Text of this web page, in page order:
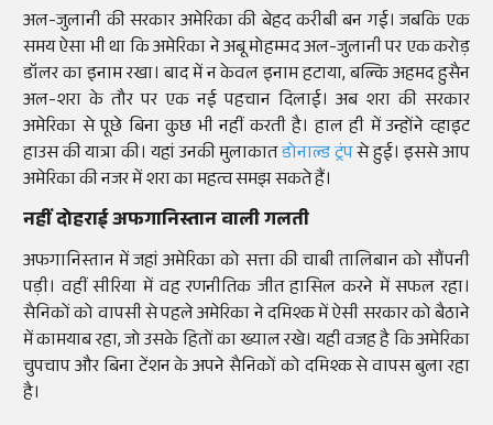
अल-जुलानी की सरकार अमेरिका की बेहद करीबी बन गई। जबकि एक
समय ऐसा भी था कि अमेरिका ने अबू मोहम्मद अल-जुलानी पर एक करोड़
डॉलर का इनाम रखा। बाद में न केवल इनाम हटाया, बल्कि अहमद हुसैन
अल-शरा के तौर पर एक नई पहचान दिलाई। अब शरा की सरकार
अमेरिका से पूछे बिना कुछ भी नहीं करती है। हाल ही में उन्होंने व्हाइट
हाउस की यात्रा की। यहां उनकी मुलाकातडोनाल्ड ट्रंपसे हुई। इससे आप
अमेरिका की नजर में शरा का महत्व समझ सकते हैं।
नहीं दोहराई अफगानिस्तान वाली गलती
अफगानिस्तान में जहां अमेरिका को सत्ता की चाबी तालिबान को सौंपनी
पड़ी। वहीं सीरिया में वह रणनीतिक जीत हासिल करने में सफल रहा।
सैनिकों को वापसी से पहले अमेरिका ने दमिश्क में ऐसी सरकार को बैठाने
में कामयाब रहा, जो उसके हितों का ख्याल रखे। यही वजह है कि अमेरिका
चुपचाप और बिना टेंशन के अपने सैनिकों को दमिश्क से वापस बुला रहा
है।